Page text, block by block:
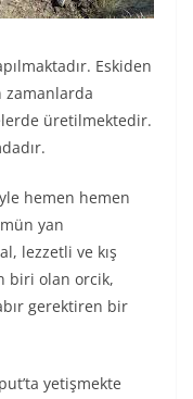
Eskiden
zamanlarda
üretilmektedir.
hemen hemen
yan
lezzetli ve kış
biri olan orcik,
gerektiren bir
yetişmekte